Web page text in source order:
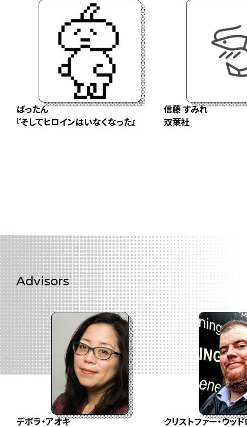
ばったん
『そしてヒロインはいなくなった』
信藤 すみれ
双葉社
Advisors
デボラ・アオキ クリストファー・ウッ